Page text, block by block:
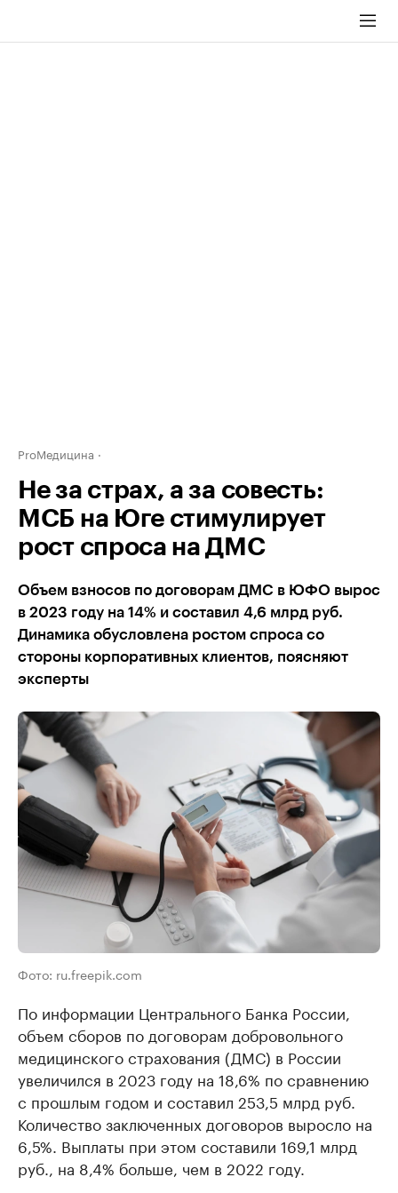
ProМедицина
Не за страх, а за совесть:
МСБ на Юге стимулирует
рост спроса на ДМС
Объем взносов по договорам ДМС в ЮФО вырос
в 2023 году на 14% и составил 4,6 млрд руб.
Динамика обусловлена ростом спроса со
стороны корпоративных клиентов, поясняют
эксперты
Фото: ru.freepik.com
По информации Центрального Банка России,
объем сборов по договорам добровольного
медицинского страхования (ДМС) в России
увеличился в 2023 году на 18,6% по сравнению
с прошлым годом и составил 253,5 млрд руб.
Количество заключенных договоров выросло на
6,5%. Выплаты при этом составили 169,1 млрд
руб., на 8,4% больше, чем в 2022 году.